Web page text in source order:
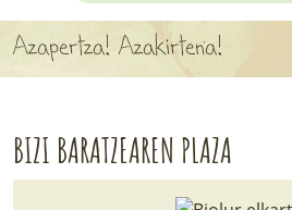
APARTEN MAPA
LURRERAKO BIDE
HASI NAHI AL DUZU? 8
Azapertza! Azakirtena!
BIZI BARATZEAREN PLAZA